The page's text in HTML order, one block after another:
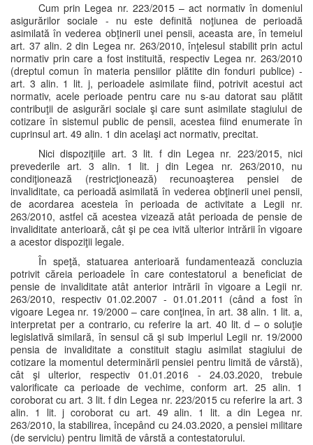
Cum prin Legea nr. 223/2015 – act normativ în domeniul
asigurărilor sociale - nu este definită noţiunea de perioadă
asimilată în vederea obţinerii unei pensii, aceasta are, în temeiul
art. 37 alin. 2 din Legea nr. 263/2010, înţelesul stabilit prin actul
normativ prin care a fost instituită, respectiv Legea nr. 263/2010
(dreptul comun în materia pensiilor plătite din fonduri publice) -
art. 3 alin. 1 lit. j, perioadele asimilate fiind, potrivit acestui act
normativ, acele perioade pentru care nu s-au datorat sau plătit
contribuţii de asigurări sociale şi care sunt asimilate stagiului de
cotizare în sistemul public de pensii, acestea fiind enumerate în
cuprinsul art. 49 alin. 1 din acelaşi act normativ, precitat.
Nici dispoziţiile art. 3 lit. f din Legea nr. 223/2015, nici
prevederile art. 3 alin. 1 lit. j din Legea nr. 263/2010, nu
condiţionează (restricţionează) recunoaşterea pensiei de
invaliditate, ca perioadă asimilată în vederea obţinerii unei pensii,
de acordarea acesteia în perioada de activitate a Legii nr.
263/2010, astfel că acestea vizează atât perioada de pensie de
invaliditate anterioară, cât şi pe cea ivită ulterior intrării în vigoare
a acestor dispoziţii legale.
În speţă, statuarea anterioară fundamentează concluzia
potrivit căreia perioadele în care contestatorul a beneficiat de
pensie de invaliditate atât anterior intrării în vigoare a Legii nr.
263/2010, respectiv 01.02.2007 - 01.01.2011 (când a fost în
vigoare Legea nr. 19/2000 – care conţinea, în art. 38 alin. 1 lit. a,
interpretat per a contrario, cu referire la art. 40 lit. d – o soluţie
legislativă similară, în sensul că şi sub imperiul Legii nr. 19/2000
pensia de invaliditate a constituit stagiu asimilat stagiului de
cotizare la momentul determinării pensiei pentru limită de vârstă),
cât şi ulterior, respectiv 01.01.2016 - 24.03.2020, trebuie
valorificate ca perioade de vechime, conform art. 25 alin. 1
coroborat cu art. 3 lit. f din Legea nr. 223/2015 cu referire la art. 3
alin. 1 lit. j coroborat cu art. 49 alin. 1 lit. a din Legea nr.
263/2010, la stabilirea, începând cu 24.03.2020, a pensiei militare
(de serviciu) pentru limită de vârstă a contestatorului.